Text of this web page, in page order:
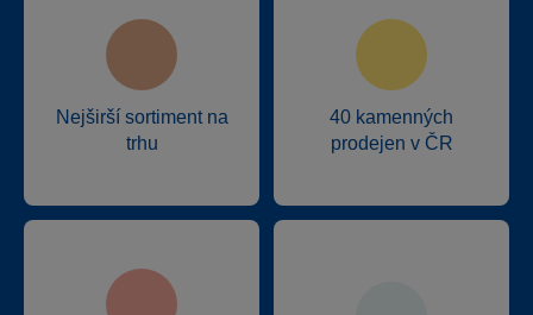
Nejširší sortiment na
trhu
40 kamenných
prodejen v ČR